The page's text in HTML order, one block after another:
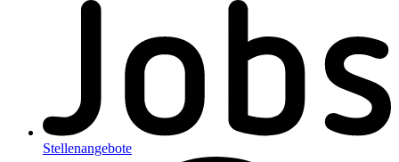
Stellenangebote